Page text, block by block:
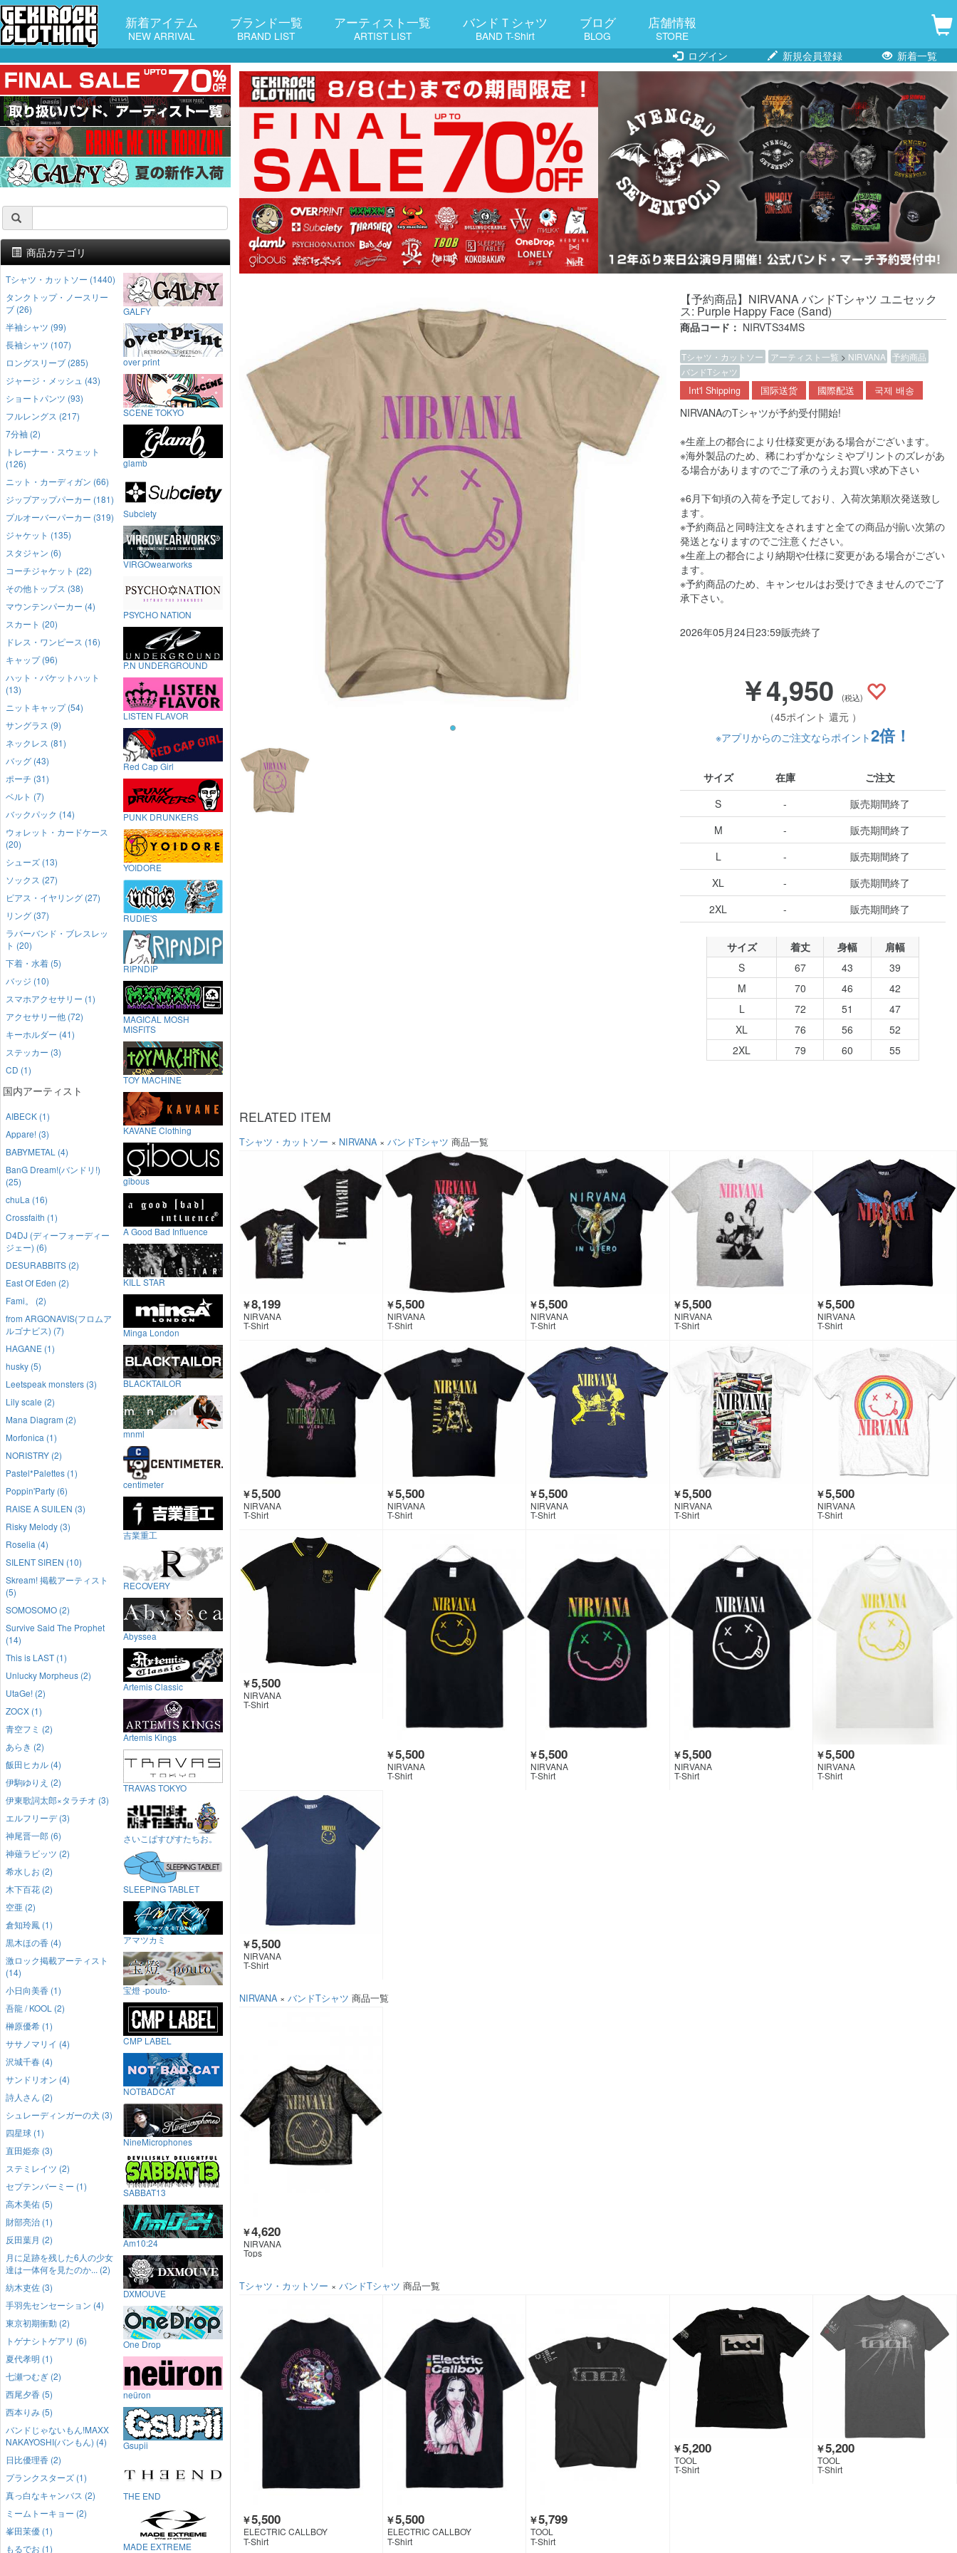
新着アイテム
NEW ARRIVAL
ブランド一覧
BRAND LIST
アーティスト一覧
ARTIST LIST
バンドＴシャツ
BAND T-Shirt
ブログ
BLOG
店舗情報
STORE
ログイン
新規会員登録 新着一覧
【予約商品】NIRVANA バンドTシャツ ユニセック
ス: Purple Happy Face (Sand)
商品コード： NIRVTS34MS
Tシャツ・カットソー アーティスト一覧 > NIRVANA 予約商品
バンドTシャツ
Int'l Shipping 国际送货 國際配送 국제 배송
NIRVANAのTシャツが予約受付開始!
※生産上の都合により仕様変更がある場合がございます。
※海外製品のため、稀にわずかなシミやプリントのズレがあ
る場合がありますのでご了承のうえお買い求め下さい
※6月下旬頃の入荷を予定しており、入荷次第順次発送致し
ます。
※予約商品と同時注文をされますと全ての商品が揃い次第の
発送となりますのでご注意ください。
※生産上の都合により納期や仕様に変更がある場合がござい
ます。
※予約商品のため、キャンセルはお受けできませんのでご了
承下さい。
2026年05月24日23:59販売終了
￥4,950 (税込)
（45ポイント 還元 ）
※アプリからのご注文ならポイント2倍！
サイズ 在庫
ご注文
S
-
販売期間終了
M
-
販売期間終了
L
-
販売期間終了
XL
-
販売期間終了
2XL
- 販売期間終了
サイズ 着丈 身幅
肩幅
S
67 43
39
M
70 46
42
L
72 51
47
XL
76 56
52
2XL
79 60 55
RELATED ITEM
Tシャツ・カットソー × NIRVANA × バンドTシャツ 商品一覧
￥8,199
NIRVANA
T-Shirt
￥5,500
NIRVANA
T-Shirt
￥5,500
NIRVANA
T-Shirt
￥5,500
NIRVANA
T-Shirt
￥5,500
NIRVANA
T-Shirt
￥5,500
NIRVANA
T-Shirt
￥5,500
NIRVANA
T-Shirt
￥5,500
NIRVANA
T-Shirt
￥5,500
NIRVANA
T-Shirt
￥5,500
NIRVANA
T-Shirt
￥5,500
NIRVANA
T-Shirt
￥5,500
NIRVANA
T-Shirt
￥5,500
NIRVANA
T-Shirt
￥5,500
NIRVANA
T-Shirt
￥5,500
NIRVANA
T-Shirt
￥5,500
NIRVANA
T-Shirt
NIRVANA × バンドTシャツ 商品一覧
￥4,620
NIRVANA
Tops
Tシャツ・カットソー × バンドTシャツ 商品一覧
￥5,500
ELECTRIC CALLBOY
T-Shirt
￥5,500
ELECTRIC CALLBOY
T-Shirt
￥5,799
TOOL
T-Shirt
￥5,200
TOOL
T-Shirt
￥5,200
TOOL
T-Shirt
商品カテゴリ
Tシャツ・カットソー (1440)
タンクトップ・ノースリー
ブ (26)
半袖シャツ (99)
長袖シャツ (107)
ロングスリーブ (285)
ジャージ・メッシュ (43)
ショートパンツ (93)
フルレングス (217)
7分袖 (2)
トレーナー・スウェット
(126)
ニット・カーディガン (66)
ジップアップパーカー (181)
プルオーバーパーカー (319)
ジャケット (135)
スタジャン (6)
コーチジャケット (22)
その他トップス (38)
マウンテンパーカー (4)
スカート (20)
ドレス・ワンピース (16)
キャップ (96)
ハット・バケットハット
(13)
ニットキャップ (54)
サングラス (9)
ネックレス (81)
バッグ (43)
ポーチ (31)
ベルト (7)
バックパック (14)
ウォレット・カードケース
(20)
シューズ (13)
ソックス (27)
ピアス・イヤリング (27)
リング (37)
ラバーバンド・ブレスレッ
ト (20)
下着・水着 (5)
バッジ (10)
スマホアクセサリー (1)
アクセサリー他 (72)
キーホルダー (41)
ステッカー (3)
CD (1)
国内アーティスト
AIBECK (1)
Appare! (3)
BABYMETAL (4)
BanG Dream!(バンドリ!)
(25)
chuLa (16)
Crossfaith (1)
D4DJ (ディーフォーディー
ジェー) (6)
DESURABBITS (2)
East Of Eden (2)
Fami。 (2)
from ARGONAVIS(フロムア
ルゴナビス) (7)
HAGANE (1)
husky (5)
Leetspeak monsters (3)
Lily scale (2)
Mana Diagram (2)
Morfonica (1)
NORISTRY (2)
Pastel*Palettes (1)
Poppin'Party (6)
RAISE A SUILEN (3)
Risky Melody (3)
Roselia (4)
SILENT SIREN (10)
Skream! 掲載アーティスト
(5)
SOMOSOMO (2)
Survive Said The Prophet
(14)
This is LAST (1)
Unlucky Morpheus (2)
UtaGe! (2)
ZOCX (1)
青空フミ (2)
あらき (2)
飯田ヒカル (4)
伊駒ゆりえ (2)
伊東歌詞太郎×タラチオ (3)
エルフリーデ (3)
神尾晋一郎 (6)
神薙ラビッツ (2)
希水しお (2)
木下百花 (2)
空亜 (2)
倉知玲鳳 (1)
黒木ほの香 (4)
激ロック掲載アーティスト
(14)
小日向美香 (1)
吾龍 / KOOL (2)
榊原優希 (1)
ササノマリイ (4)
沢城千春 (4)
サンドリオン (4)
詩人さん (2)
シュレーディンガーの犬 (3)
四星球 (1)
直田姫奈 (3)
ステミレイツ (2)
セプテンバーミー (1)
高木美佑 (5)
財部亮治 (1)
反田葉月 (2)
月に足跡を残した6人の少女
達は一体何を見たのか... (2)
紡木吏佐 (3)
手羽先センセーション (4)
東京初期衝動 (2)
トゲナシトゲアリ (6)
夏代孝明 (1)
七瀬つむぎ (2)
西尾夕香 (5)
西本りみ (5)
バンドじゃないもん!MAXX
NAKAYOSHI(バンもん) (4)
日比優理香 (2)
プランクスターズ (1)
真っ白なキャンバス (2)
ミームトーキョー (2)
峯田茉優 (1)
もるでお (1)
GALFY
over print
SCENE TOKYO
glamb
Subciety
VIRGOwearworks
PSYCHO NATION
P.N UNDERGROUND
LISTEN FLAVOR
Red Cap Girl
PUNK DRUNKERS
YOIDORE
RUDIE'S
RIPNDIP
MAGICAL MOSH
MISFITS
TOY MACHINE
KAVANE Clothing
gibous
A Good Bad Influence
KILL STAR
Minga London
BLACKTAILOR
mnml
centimeter
吉業重工
RECOVERY
Abyssea
Artemis Classic
Artemis Kings
TRAVAS TOKYO
さいこぱすぴすたちお。
SLEEPING TABLET
アマツカミ
宝燈 -pouto-
CMP LABEL
NOTBADCAT
NineMicrophones
SABBAT13
Am10:24
DXMOUVE
One Drop
neüron
Gsupii
THE END
MADE EXTREME